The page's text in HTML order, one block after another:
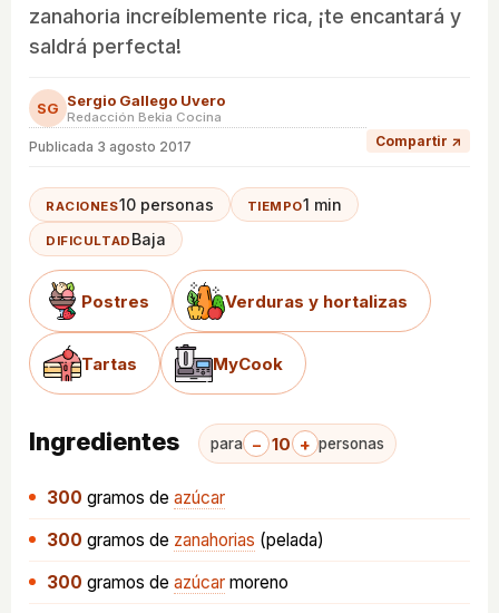
zanahoria increíblemente rica, ¡te encantará y
saldrá perfecta!
SG Sergio Gallego Uvero
Redacción Bekia Cocina
Publicada 3 agosto 2017 Compartir ↗
RACIONES10 personas TIEMPO1 min
DIFICULTAD Baja
Postres Verduras y hortalizas
Tartas MyCook
Ingredientes para − 10 + personas
300 gramos de azúcar
300 gramos de zanahorias (pelada)
300 gramos de azúcar moreno